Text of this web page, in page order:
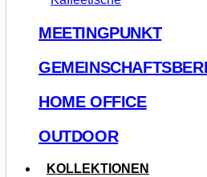
MEETINGPUNKT
HOME OFFICE
OUTDOOR
KOLLEKTIONEN